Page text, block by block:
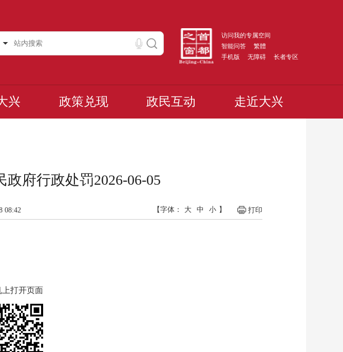
访问我的专属空间
智能问答
繁體
手机版
无障碍 长者专区
兴 政策兑现 政民互动 走近大兴
府行政处罚2026-06-05
08:42 打印
【字体： 大 中 小 】
打开页面